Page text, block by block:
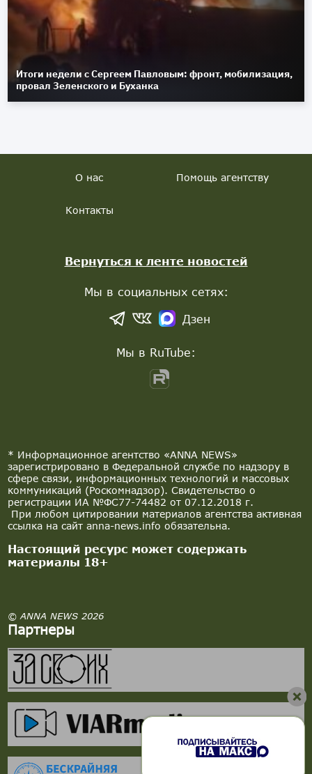
Итоги недели с Сергеем Павловым: фронт, мобилизация,
провал Зеленского и Буханка
* Информационное агентство «ANNA NEWS»
зарегистрировано в Федеральной службе по надзору в
сфере связи, информационных технологий и массовых
коммуникаций (Роскомнадзор). Свидетельство о
регистрации ИА №ФС77-74482 от 07.12.2018 г.
При любом цитировании материалов агентства активная
ссылка на сайт anna-news.info обязательна.
Настоящий ресурс может содержать
материалы 18+
© ANNA NEWS 2026
Партнеры
О нас Помощь агентству
Контакты
Вернуться к ленте новостей
Мы в социальных сетях:
Дзен
Мы в RuTube: